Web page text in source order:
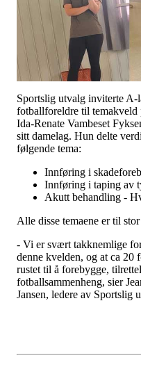
Sportslig utvalg inviterte A-
fotballforeldre til temakveld
Ida-Renate Vambeset
sitt damelag. Hun delte
følgende tema:
Innføring i
Innføring i taping av
Akutt behandling -
Alle disse temaene er til
- Vi er svært takknemlige
denne kvelden, og at ca 20
rustet til å forebygge,
fotballsammenheng, sier
Jansen, ledere av Sportslig